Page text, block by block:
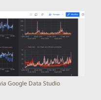
Google Data Studio